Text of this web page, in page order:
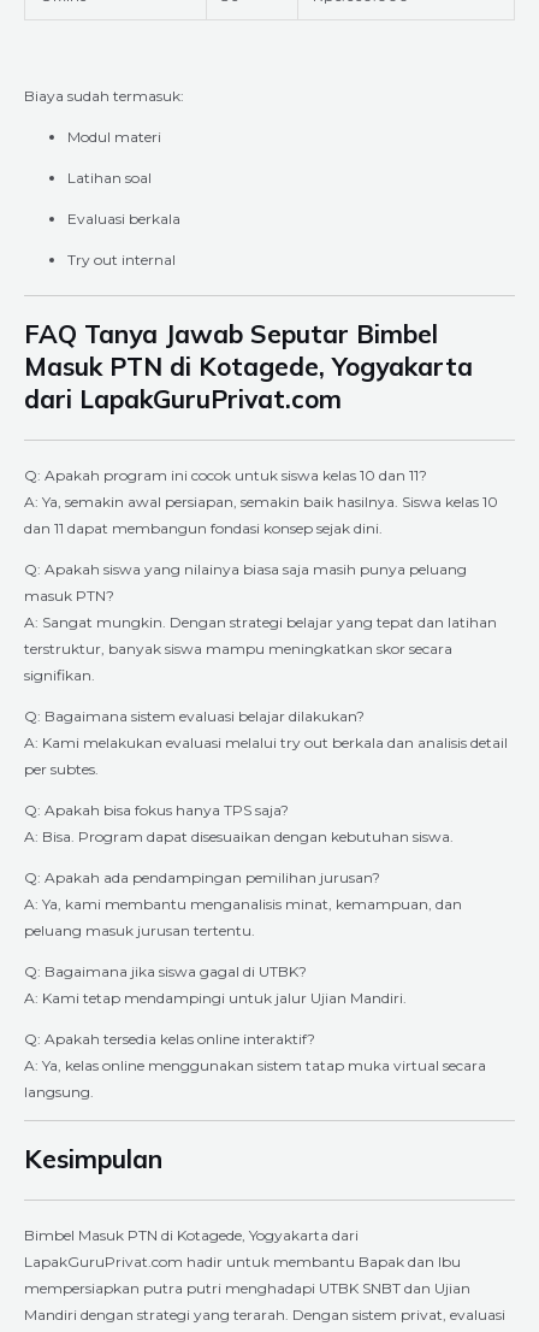
Biaya sudah termasuk:
Modul materi
Latihan soal
Evaluasi berkala
Try out internal
FAQ Tanya Jawab Seputar Bimbel
Masuk PTN di Kotagede, Yogyakarta
dari LapakGuruPrivat.com
Q: Apakah program ini cocok untuk siswa kelas 10 dan 11?
A: Ya, semakin awal persiapan, semakin baik hasilnya. Siswa kelas 10
dan 11 dapat membangun fondasi konsep sejak dini.
Q: Apakah siswa yang nilainya biasa saja masih punya peluang
masuk PTN?
A: Sangat mungkin. Dengan strategi belajar yang tepat dan latihan
terstruktur, banyak siswa mampu meningkatkan skor secara
signifikan.
Q: Bagaimana sistem evaluasi belajar dilakukan?
A: Kami melakukan evaluasi melalui try out berkala dan analisis detail
per subtes.
Q: Apakah bisa fokus hanya TPS saja?
A: Bisa. Program dapat disesuaikan dengan kebutuhan siswa.
Q: Apakah ada pendampingan pemilihan jurusan?
A: Ya, kami membantu menganalisis minat, kemampuan, dan
peluang masuk jurusan tertentu.
Q: Bagaimana jika siswa gagal di UTBK?
A: Kami tetap mendampingi untuk jalur Ujian Mandiri.
Q: Apakah tersedia kelas online interaktif?
A: Ya, kelas online menggunakan sistem tatap muka virtual secara
langsung.
Kesimpulan
Bimbel Masuk PTN di Kotagede, Yogyakarta dari
LapakGuruPrivat.com hadir untuk membantu Bapak dan Ibu
mempersiapkan putra putri menghadapi UTBK SNBT dan Ujian
Mandiri dengan strategi yang terarah. Dengan sistem privat, evaluasi